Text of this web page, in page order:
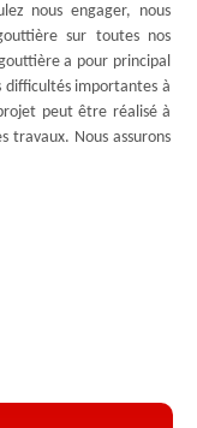
nous engager, nous
sur toutes nos
a pour principal
importantes à
peut être réalisé à
travaux. Nous assurons